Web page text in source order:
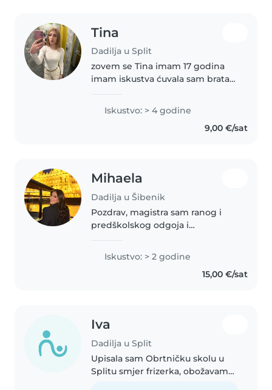
Tina
Dadilja u Split
zovem se Tina imam 17 godina
imam iskustva ćuvala sam brata
domaći i vodila ga vanka
Iskustvo: > 4 godine
9,00 €/sat
Mihaela
Dadilja u Šibenik
Pozdrav, magistra sam ranog i
predškolskog odgoja i
Preko ljeta sam većinom
slobodna te sam često dostupna
za čuvanje vaše djece, fleksibilna,
Iskustvo: > 2 godine
15,00 €/sat
Iva
Dadilja u Split
Upisala sam Obrtničku skolu u
Splitu smjer frizerka, obožavam